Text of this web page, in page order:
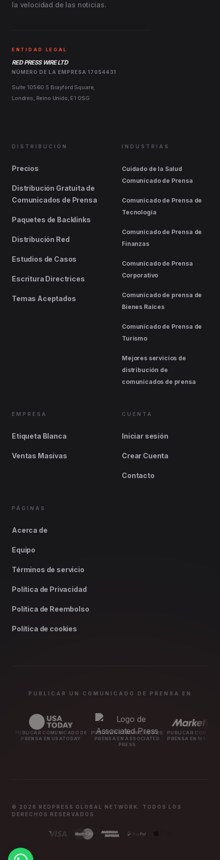
la velocidad de las noticias.
ENTIDAD LEGAL
RED PRESS WIRE LTD
NÚMERO DE LA EMPRESA 17054431
Suite 10560 5 Brayford Square,
Londres, Reino Unido, E1 0SG
DISTRIBUCIÓN
Precios
Distribución Gratuita de
Comunicados de Prensa
Paquetes de Backlinks
Distribución Red
Estudios de Casos
Escritura Directrices
Temas Aceptados
INDUSTRIAS
Cuidado de la Salud
Comunicado de Prensa
Comunicado de Prensa de
Tecnología
Comunicado de Prensa de
Finanzas
Comunicado de Prensa
Corporativo
Comunicado de prensa de
Bienes Raíces
Comunicado de Prensa de
Turismo
Mejores servicios de
distribución de
comunicados de prensa
EMPRESA
Etiqueta Blanca
Ventas Masivas
CUENTA
Iniciar sesión
Crear Cuenta
Contacto
PÁGINAS
Acerca de
Equipo
Términos de servicio
Política de Privacidad
Política de Reembolso
Política de cookies
PUBLICAR UN COMUNICADO DE PRENSA EN
COMUNICADO DE
EN USATODAY
PUBLICAR COMUNICADO DE
PRENSA EN ASSOCIATED
PUBLICAR COMUNICADO DE
PRENSA EN MARKETWATCH
© 2026 REDPRESS GLOBAL NETWORK. TODOS LOS
DERECHOS RESERVADOS.